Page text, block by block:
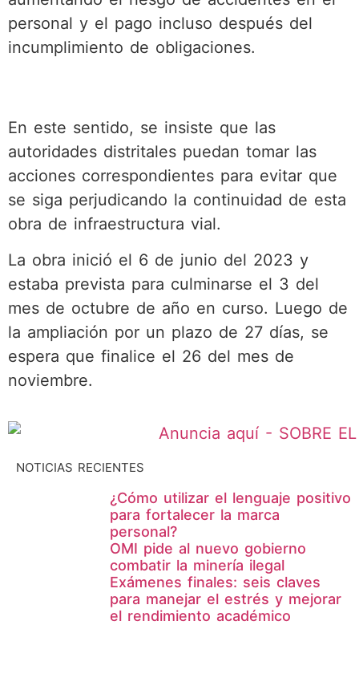
personal y el pago incluso después del
incumplimiento de obligaciones.
En este sentido, se insiste que las
autoridades distritales puedan tomar las
acciones correspondientes para evitar que
se siga perjudicando la continuidad de esta
obra de infraestructura vial.
La obra inició el 6 de junio del 2023 y
estaba prevista para culminarse el 3 del
mes de octubre de año en curso. Luego de
la ampliación por un plazo de 27 días, se
espera que finalice el 26 del mes de
noviembre.
NOTICIAS RECIENTES
¿Cómo utilizar el lenguaje positivo
para fortalecer la marca
personal?
OMI pide al nuevo gobierno
combatir la minería ilegal
Exámenes finales: seis claves
para manejar el estrés y mejorar
el rendimiento académico